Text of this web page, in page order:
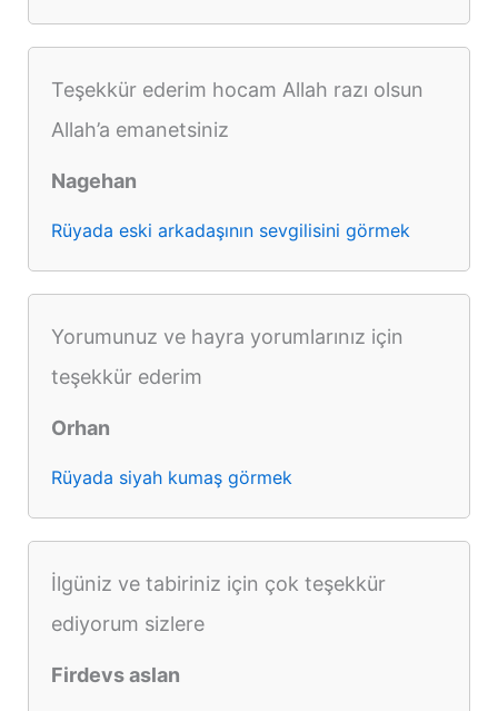
Teşekkür ederim hocam Allah razı olsun
Allah’a emanetsiniz
Nagehan
Rüyada eski arkadaşının sevgilisini görmek
Yorumunuz ve hayra yorumlarınız için
teşekkür ederim
Orhan
Rüyada siyah kumaş görmek
İlgüniz ve tabiriniz için çok teşekkür
ediyorum sizlere
Firdevs aslan